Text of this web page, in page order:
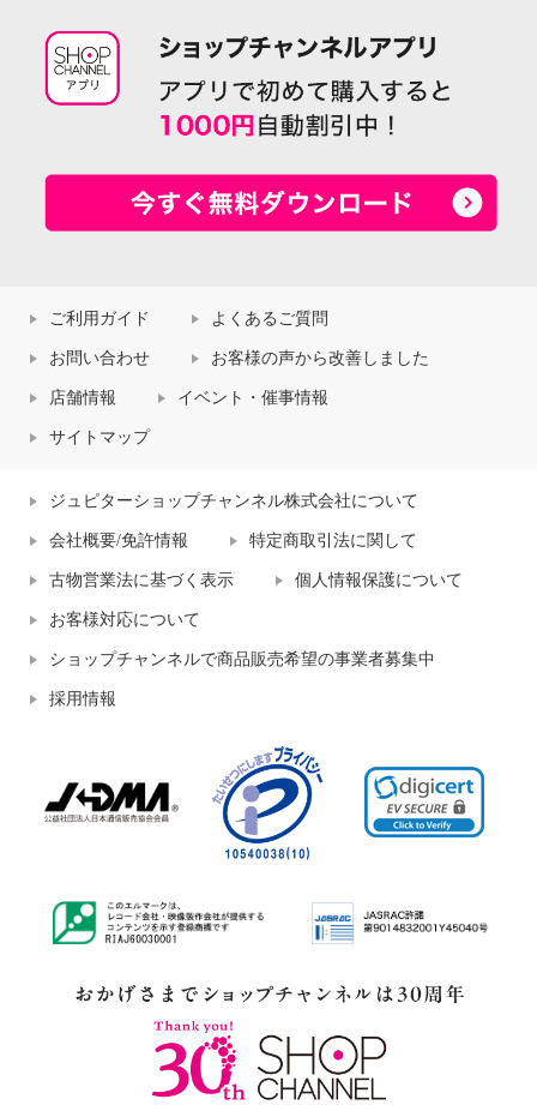
ご利用ガイド よくあるご質問
お問い合わせ お客様の声から改善しました
店舗情報 イベント・催事情報
サイトマップ
ジュピターショップチャンネル株式会社について
会社概要/免許情報 特定商取引法に関して
古物営業法に基づく表示 個人情報保護について
お客様対応について
ショップチャンネルで商品販売希望の事業者募集中
採用情報